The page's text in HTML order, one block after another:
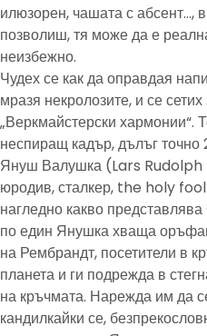
илюзорен, чашата с
позволиш, тя може да е
неизбежно.
Чудех се как да оправдая
мразя некролозите, и се
„Веркмайстерски хармонии“.
неспиращ кадър, дълъг точно
Януш Валушка (Lars
юродив, сталкер, the holy
нагледно какво
по един Янушка хваща
на Рембрандт, посетители в
планета и ги подрежда в
на кръчмата. Нарежда им да
кандилкайки се,